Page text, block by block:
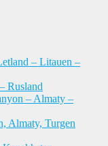
– Litauen –
Rusland
– Almaty –
Almaty, Turgen